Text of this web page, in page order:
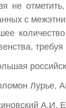
не
с
Лурье,
А.И.